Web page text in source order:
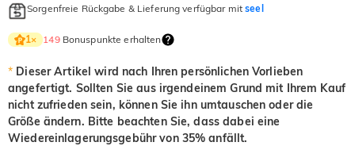
Onyx-Schwarz
Fancy Gelb
Sorgenfreie Rückgabe & Lieferung verfügbar mitseel
1× 149Bonuspunkte erhalten
* Dieser Artikel wird nach Ihren persönlichen Vorlieben
angefertigt. Sollten Sie aus irgendeinem Grund mit Ihrem Kauf
nicht zufrieden sein, können Sie ihn umtauschen oder die
Größe ändern. Bitte beachten Sie, dass dabei eine
Wiedereinlagerungsgebühr von 35% anfällt.